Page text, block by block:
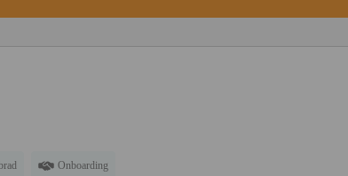
Onboarding